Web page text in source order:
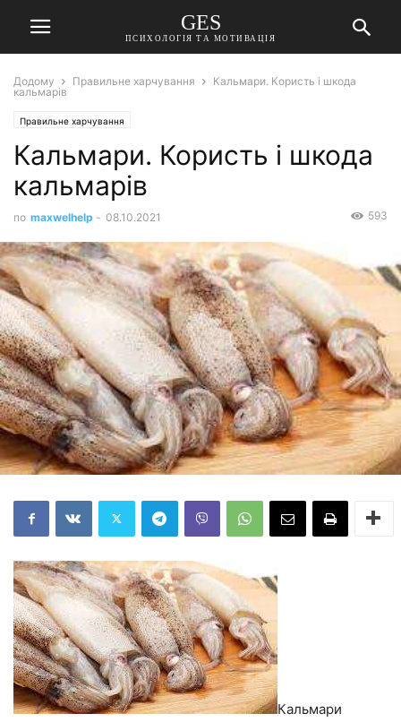
GES
ПСИХОЛОГІЯ ТА МОТИВАЦІЯ
Додому Правильне харчування
Кальмари. Користь і шкода
кальмарів
Правильне харчування
Кальмари. Користь і шкода
кальмарів
по maxwelhelp - 08.10.2021 593
Кальмари